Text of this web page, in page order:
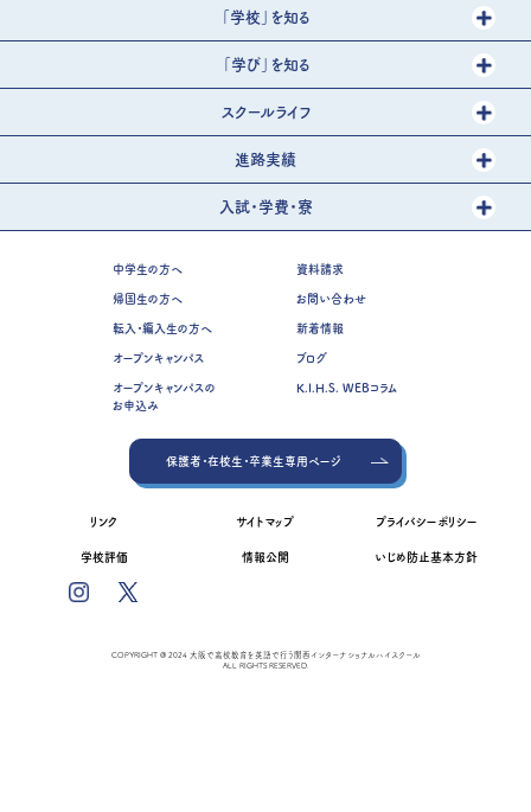
「学校」を知る
「学び」を知る
スクールライフ
進路実績
入試・学費・寮
中学生の方へ
帰国生の方へ
転入・編入生の方へ
オープンキャンパス
オープンキャンパスの
お申込み
資料請求
お問い合わせ
新着情報
ブログ
K.I.H.S. WEBコラム
保護者・在校生・卒業生専用ページ
リンク サイトマップ プライバシーポリシー
学校評価 情報公開 いじめ防止基本方針
COPYRIGHT @ 2024 大阪で高校教育を英語で行う関西インターナショナルハイスクール
ALL RIGHTS RESERVED.